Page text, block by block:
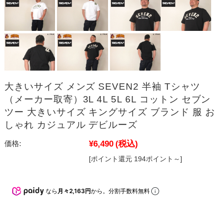
大きいサイズ メンズ SEVEN2 半袖 Tシャツ
（メーカー取寄）3L 4L 5L 6L コットン セブン
ツー 大きいサイズ キングサイズ ブランド 服 お
しゃれ カジュアル デビルーズ
価格: ¥6,490 (税込)
[ポイント還元 194ポイント～]
なら 月々2,163円から。分割手数料無料